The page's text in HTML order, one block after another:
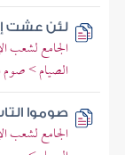
لئن عشت
الجامع لشعب
الصيام > صوم
صوموا
الجامع لشعب